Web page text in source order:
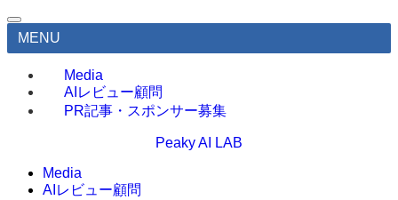
MENU
Media
AIレビュー顧問
PR記事・スポンサー募集
Peaky AI LAB
Media
AIレビュー顧問